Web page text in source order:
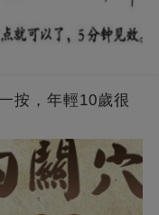
按，年輕10歲很